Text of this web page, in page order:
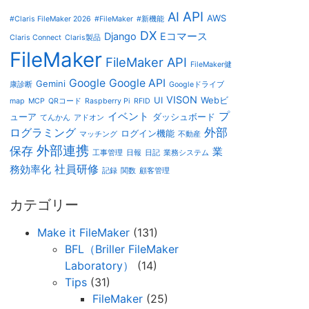
#Claris FileMaker 2026 #FileMaker #新機能 AI API AWS
Claris Connect Claris製品 Django DX Eコマース
FileMaker FileMaker API FileMaker健
康診断 Gemini Google Google API Googleドライブ
map MCP QRコード Raspberry Pi RFID UI VISON Webビ
ューア てんかん アドオン イベント ダッシュボード プ
ログラミング マッチング ログイン機能 不動産 外部
保存 外部連携 工事管理 日報 日記 業務システム 業
務効率化 社員研修 記録 関数 顧客管理
カテゴリー
Make it FileMaker (131)
BFL（Briller FileMaker
Laboratory）
(14)
Tips (31)
FileMaker (25)